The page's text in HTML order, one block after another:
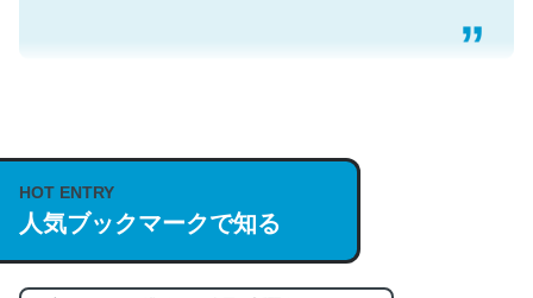
説してる記事が少ないので貴重な良記事。/続編来た
https://isobe324649.hatenablog.com/entry/2023/03/27
/064121
─GPTの仕組みと限界についての考察（１） - conceptualization
HOT ENTRY
人気ブックマークで知る